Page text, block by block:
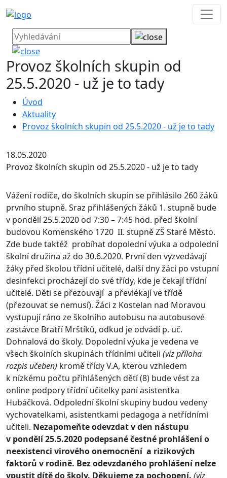
Provoz školních skupin od
25.5.2020 - už je to tady
Úvod
Aktuality
Provoz školních skupin od 25.5.2020 - už je to tady
18.05.2020
Provoz školních skupin od 25.5.2020 - už je to tady
Vážení rodiče, do školních skupin se přihlásilo 260 žáků
prvního stupně. Sraz přihlášených žáků 1. stupně bude
v pondělí 25.5.2020 od 7:30 – 7:45 hod. před školní
budovou Komenského 1720 II. stupně ZŠ Staré Město.
Zde bude taktéž probíhat dopolední výuka a odpolední
školní družina až do 30.6.2020. První den vyzvedávají
žáky před školou třídní učitelé, další dny žáci po vstupní
desinfekci procházejí do své třídy, kde je čekají třídní
učitelé. Děti se přezouvají a převlékají ve třídě
(přezouvat se nemusí). Žáci z Kostelan nad Moravou
vystupují ráno ze školního autobusu na autobusové
zastávce Bratří Mrštíků, odkud je odvádí p. uč.
Dohnalová do školy. Dopolední výuka je vedena ve
všech školních skupinách třídními učiteli (viz příloha
rozpis učeben) kromě třídy V.A, kterou vzhledem
k nízkému počtu přihlášených dětí (8) bude vést za
online podpory třídní učitelky paní asistentka
Hubáčková. Odpolední školní skupiny budou vedeny
vychovatelkami, asistentkami pedagoga a netřídními
učiteli. Nezapomeňte odevzdat v den nástupu
v pondělí 25.5.2020 podepsané čestné prohlášení o
neexistenci virového onemocnění a rizikových
faktorů v rodině. Bez odevzdaného prohlášení nelze
vpustit dítě do školy. Děkujeme za pochopení. (viz